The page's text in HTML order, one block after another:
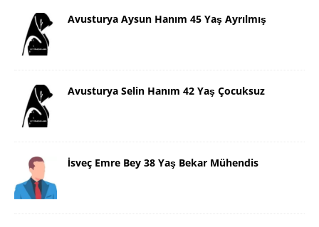
Avusturya Aysun Hanım 45 Yaş Ayrılmış
Avusturya Selin Hanım 42 Yaş Çocuksuz
İsveç Emre Bey 38 Yaş Bekar Mühendis